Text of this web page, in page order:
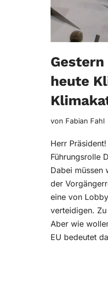
heute
von Fabian Fahl
Herr
Führungsrolle
Dabei müssen
der
eine von
verteidigen.
Aber wie
EU bedeutet